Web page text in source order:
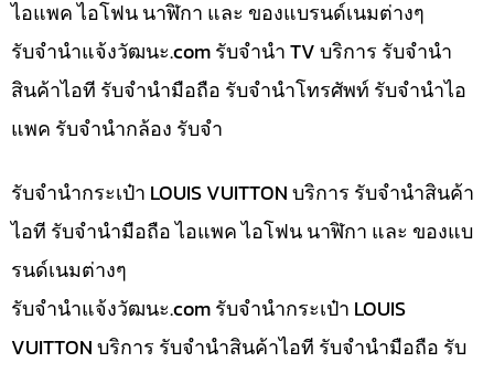
ไอแพค ไอโฟน นาฬิกา และ ของแบรนด์เนมต่างๆ
รับจํานําแจ้งวัฒนะ.com รับจำนำ TV บริการ รับจำนำ
สินค้าไอที รับจำนำมือถือ รับจำนำโทรศัพท์ รับจำนำไอ
แพค รับจำนำกล้อง รับจำ
รับจำนำกระเป๋า LOUIS VUITTON บริการ รับจำนำสินค้า
ไอที รับจำนำมือถือ ไอแพค ไอโฟน นาฬิกา และ ของแบ
รนด์เนมต่างๆ
รับจํานําแจ้งวัฒนะ.com รับจำนำกระเป๋า LOUIS
VUITTON บริการ รับจำนำสินค้าไอที รับจำนำมือถือ รับ